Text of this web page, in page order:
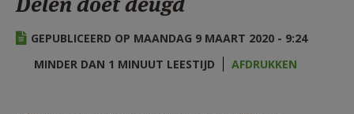
AANMELDEN OF REGISTREREN
GEPUBLICEERD OP MAANDAG 9 MAART 2020 - 9:24
MINDER DAN 1 MINUUT LEESTIJD
AFDRUKKEN